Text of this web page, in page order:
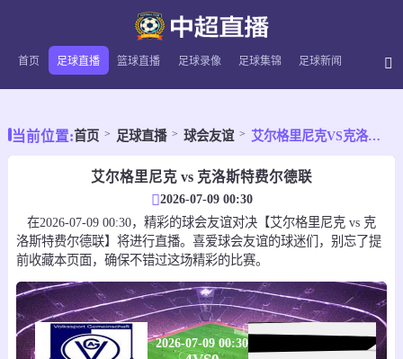
首页 足球直播 篮球直播 足球录像 足球集锦 足球新闻
当前位置:首页 足球直播 球会友谊 艾尔格里尼克VS克洛斯特费尔德联
艾尔格里尼克 vs 克洛斯特费尔德联
2026-07-09 00:30
在2026-07-09 00:30，精彩的球会友谊对决【艾尔格里尼克 vs 克
洛斯特费尔德联】将进行直播。喜爱球会友谊的球迷们，别忘了提
前收藏本页面，确保不错过这场精彩的比赛。
2026-07-09 00:30